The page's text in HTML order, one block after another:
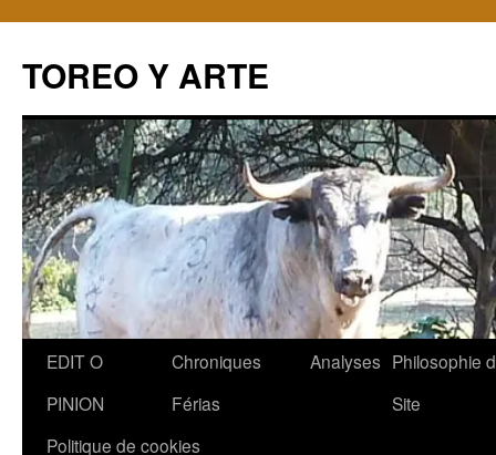
TOREO Y ARTE
Aller
contenu
EDIT O
PINION
Chroniques
Férias
Analyses Philosophie
Site
Politique de cookies